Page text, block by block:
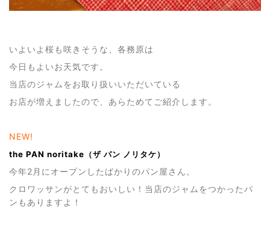
いよいよ桜も咲きそうな、各務原は
今日もよいお天気です。
当店のジャムをお取り扱いいただいている
お店が増えましたので、あらためてご紹介します。
NEW!
the PAN noritake（ザ パン ノリタケ）
今年2月にオープンしたばかりのパン屋さん。
クロワッサンがとてもおいしい！当店のジャムをつかったパ
ンもありますよ！